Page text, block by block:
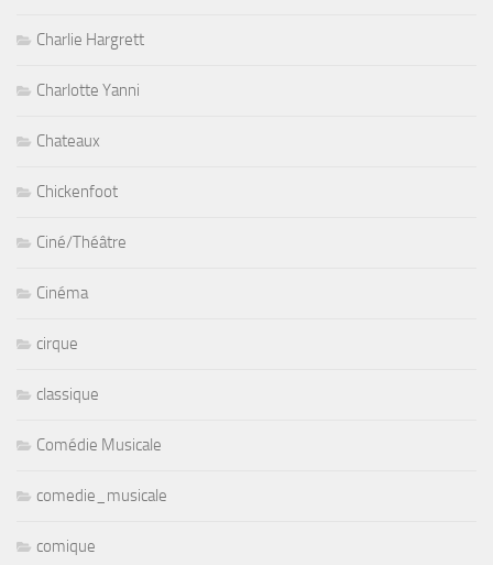
Charlie Hargrett
Charlotte Yanni
Chateaux
Chickenfoot
Ciné/Théâtre
Cinéma
cirque
classique
Comédie Musicale
comedie_musicale
comique